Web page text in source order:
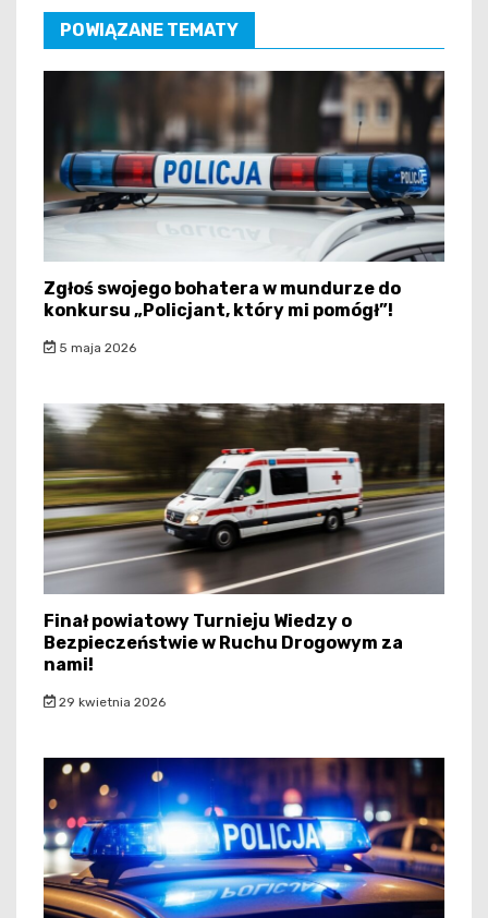
POWIĄZANE TEMATY
Zgłoś swojego bohatera w mundurze do
konkursu „Policjant, który mi pomógł”!
5 maja 2026
Finał powiatowy Turnieju Wiedzy o
Bezpieczeństwie w Ruchu Drogowym za
nami!
29 kwietnia 2026